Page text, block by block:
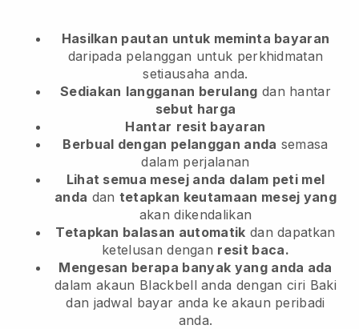
Hasilkan pautan untuk meminta bayaran
daripada pelanggan untuk perkhidmatan
setiausaha anda.
Sediakan langganan berulang dan hantar
sebut harga
Hantar resit bayaran
Berbual dengan pelanggan anda semasa
dalam perjalanan
Lihat semua mesej anda dalam peti mel
anda dan tetapkan keutamaan mesej yang
akan dikendalikan
Tetapkan balasan automatik dan dapatkan
ketelusan dengan resit baca.
Mengesan berapa banyak yang anda ada
dalam akaun Blackbell anda dengan ciri Baki
dan jadwal bayar anda ke akaun peribadi
anda.